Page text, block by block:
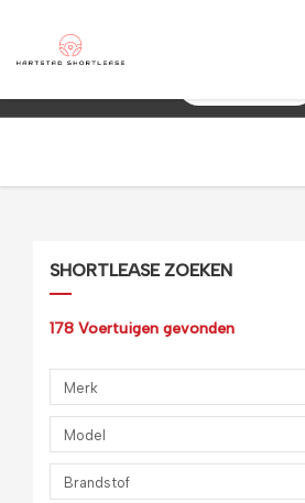
– Betrouwbaar & flexibel!
SHORTLEASE ZOEKEN
178 Voertuigen gevonden
Merk
Model
Brandstof